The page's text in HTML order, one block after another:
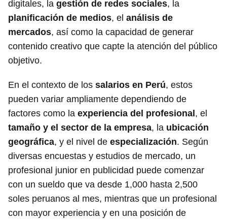
digitales, la gestión de redes sociales, la
planificación de medios, el análisis de
mercados, así como la capacidad de generar
contenido creativo que capte la atención del público
objetivo.
En el contexto de los salarios en Perú, estos
pueden variar ampliamente dependiendo de
factores como la experiencia del profesional, el
tamaño y el sector de la empresa, la ubicación
geográfica, y el nivel de especialización. Según
diversas encuestas y estudios de mercado, un
profesional junior en publicidad puede comenzar
con un sueldo que va desde 1,000 hasta 2,500
soles peruanos al mes, mientras que un profesional
con mayor experiencia y en una posición de